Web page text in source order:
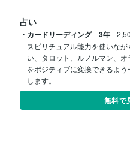
占い
・カードリーディング 3年
スピリチュアル能力を使いな
い、タロット、ルノルマン、
をポジティブに変換できるよ
します。
無料で